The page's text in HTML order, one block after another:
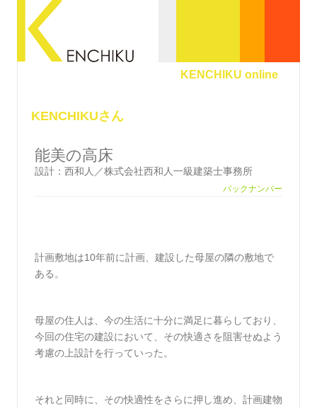
KENCHIKU online
KENCHIKUさん
能美の高床
設計：西和人／株式会社西和人一級建築士事務所
バックナンバー
計画敷地は10年前に計画、建設した母屋の隣の敷地で
ある。
母屋の住人は、今の生活に十分に満足に暮らしており、
今回の住宅の建設において、その快適さを阻害せぬよう
考慮の上設計を行っていった。
それと同時に、その快適性をさらに押し進め、計画建物